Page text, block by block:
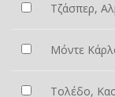
Τζάσπερ,
Μόντε
Τολέδο,